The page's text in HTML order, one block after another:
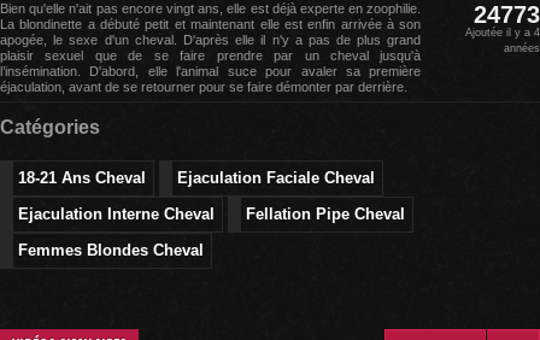
Bien qu'elle n'ait pas encore vingt ans, elle est déjà experte en zoophilie.
La blondinette a débuté petit et maintenant elle est enfin arrivée à son
apogée, le sexe d'un cheval. D'après elle il n'y a pas de plus grand
plaisir sexuel que de se faire prendre par un cheval jusqu'à
l’insémination. D'abord, elle l'animal suce pour avaler sa première
éjaculation, avant de se retourner pour se faire démonter par derrière.
24773
Ajoutée il y a 4
années
Catégories
18-21 Ans Cheval
Ejaculation Faciale Cheval
Ejaculation Interne Cheval
Fellation Pipe Cheval
Femmes Blondes Cheval